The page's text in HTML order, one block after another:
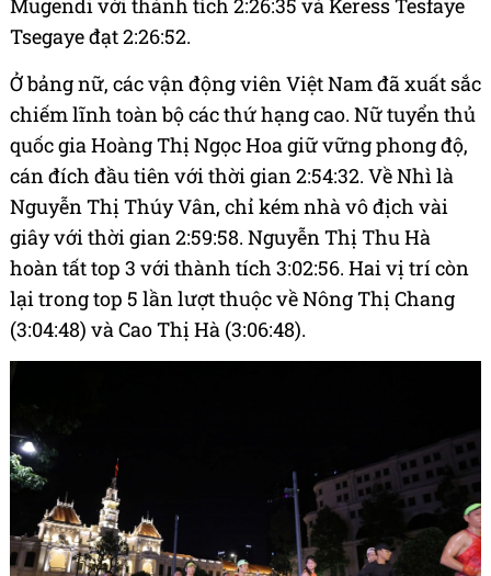
Mugendi với thành tích 2:26:35 và Keress Tesfaye
Tsegaye đạt 2:26:52.
Ở bảng nữ, các vận động viên Việt Nam đã xuất sắc
chiếm lĩnh toàn bộ các thứ hạng cao. Nữ tuyển thủ
quốc gia Hoàng Thị Ngọc Hoa giữ vững phong độ,
cán đích đầu tiên với thời gian 2:54:32. Về Nhì là
Nguyễn Thị Thúy Vân, chỉ kém nhà vô địch vài
giây với thời gian 2:59:58. Nguyễn Thị Thu Hà
hoàn tất top 3 với thành tích 3:02:56. Hai vị trí còn
lại trong top 5 lần lượt thuộc về Nông Thị Chang
(3:04:48) và Cao Thị Hà (3:06:48).